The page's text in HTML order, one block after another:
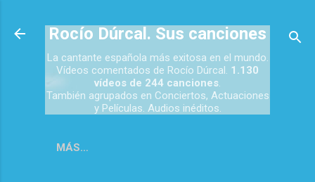
Rocío Dúrcal. Sus canciones
La cantante española más exitosa en el mundo.
Vídeos comentados de Rocío Dúrcal. 1.130
vídeos de 244 canciones.
También agrupados en Conciertos, Actuaciones
y Películas. Audios inéditos.
MÁS…